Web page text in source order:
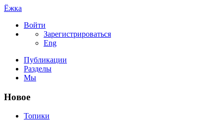
Ёжка
Войти
Зарегистрироваться
Eng
Публикации
Разделы
Мы
Новое
Топики